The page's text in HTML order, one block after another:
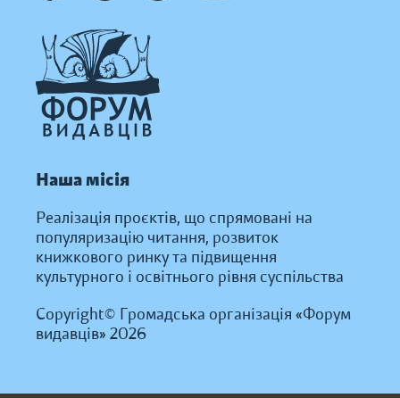
Наша місія
Реалізація проєктів, що спрямовані на
популяризацію читання, розвиток
книжкового ринку та підвищення
культурного і освітнього рівня суспільства
Copyright© Громадська організація «Форум
видавців» 2026